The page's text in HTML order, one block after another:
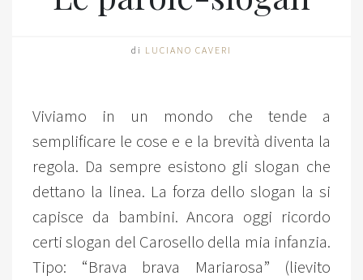
di LUCIANO CAVERI
Viviamo in un mondo che tende a
semplificare le cose e e la brevità diventa la
regola. Da sempre esistono gli slogan che
dettano la linea. La forza dello slogan la si
capisce da bambini. Ancora oggi ricordo
certi slogan del Carosello della mia infanzia.
Tipo: “Brava brava Mariarosa” (lievito